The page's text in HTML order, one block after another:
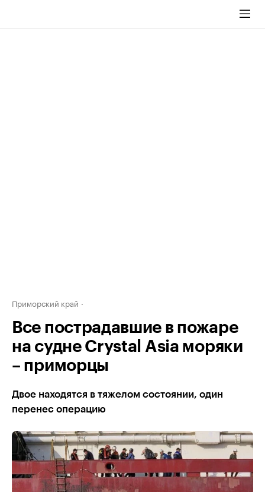
Приморский край
Все пострадавшие в пожаре
на судне Crystal Asia моряки
– приморцы
Двое находятся в тяжелом состоянии, один
перенес операцию